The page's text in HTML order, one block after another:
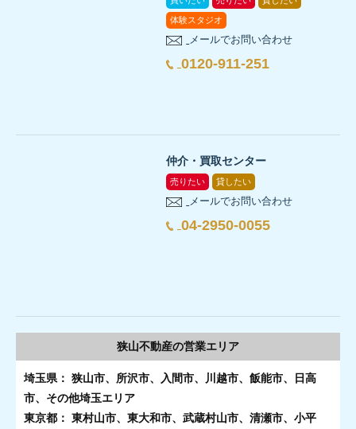
体験スタジオ
メールでお問い合わせ
0120-911-251
仲介・買取センター
売りたい 貸したい
メールでお問い合わせ
04-2950-0055
狭山不動産の営業エリア
埼玉県： 狭山市、所沢市、入間市、川越市、飯能市、日高
市、その他埼玉エリア
東京都： 東村山市、東大和市、武蔵村山市、清瀬市、小平